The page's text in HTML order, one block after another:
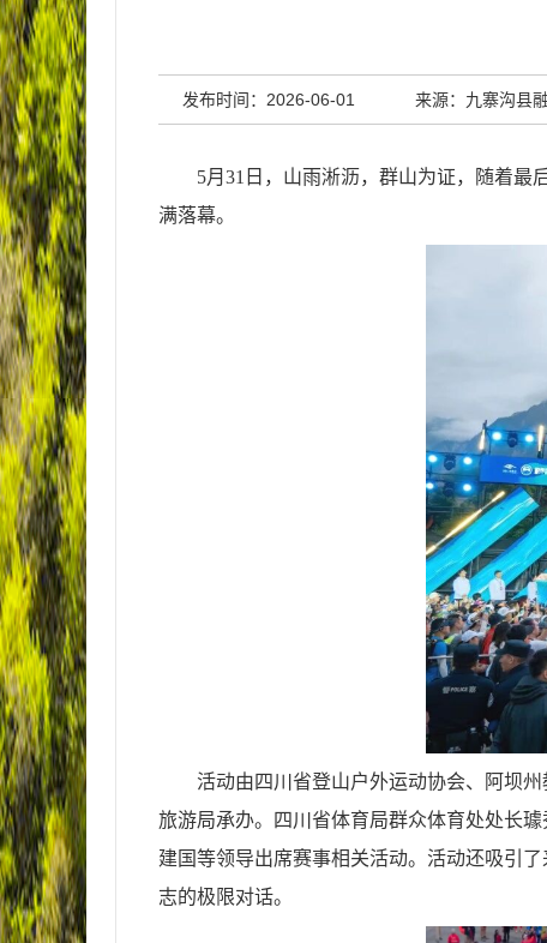
发布时间：2026-06-01 来源：九寨沟县
5月31日，山雨淅沥，群山为证，随着最
满落幕。
活动由四川省登山户外运动协会、阿坝
旅游局承办。四川省体育局群众体育处处长
建国等领导出席赛事相关活动。活动还吸引
志的极限对话。